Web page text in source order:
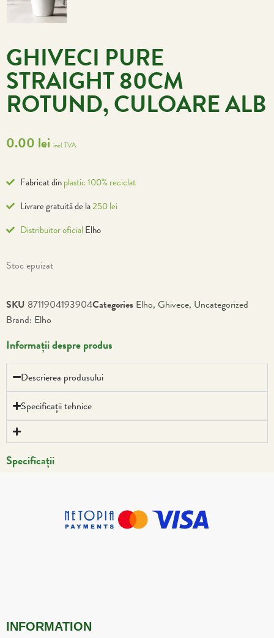
GHIVECI PURE
STRAIGHT 80CM
ROTUND, CULOARE ALB
0.00 lei incl. TVA
Fabricat dinplastic 100% reciclat
Livrare gratuită de la250 lei
Distribuitor oficial Elho
Stoc epuizat
SKU 8711904193904Categories Elho, Ghivece, Uncategorized
Brand: Elho
Informații despre produs
Descrierea produsului
Specificații tehnice
Specificații
INFORMATION